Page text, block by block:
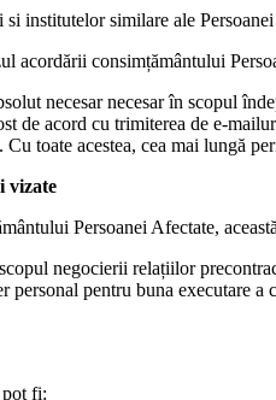
institutelor similare ale
consimțământului
necesar necesar în scopul
de acord cu trimiterea de e-
toate acestea, cea mai lungă
vizate
Persoanei Afectate,
negocierii relațiilor
pentru buna executare
pot fi: